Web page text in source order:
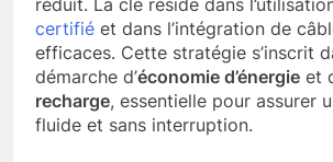
réduit. La clé réside dans
certifié et dans l’intégration de
efficaces. Cette stratégie s’inscrit
démarche d’économie d’énergie et
recharge, essentielle pour assurer
fluide et sans interruption.